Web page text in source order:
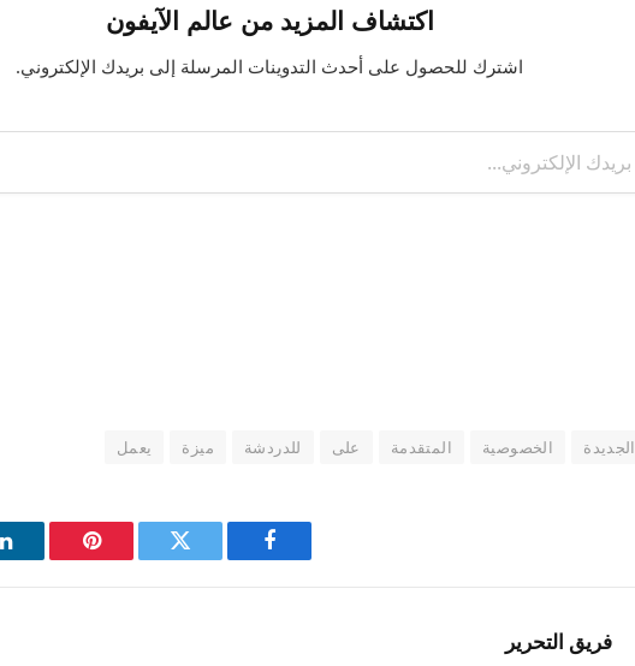
اكتشاف المزيد من عالم الآيفون
اشترك للحصول على أحدث التدوينات المرسلة إلى بريدك الإلكتروني.
الجديدة الخصوصية المتقدمة على للدردشة ميزة يعمل
فيسبوك
تويتر بينتيريست
فريق التحرير